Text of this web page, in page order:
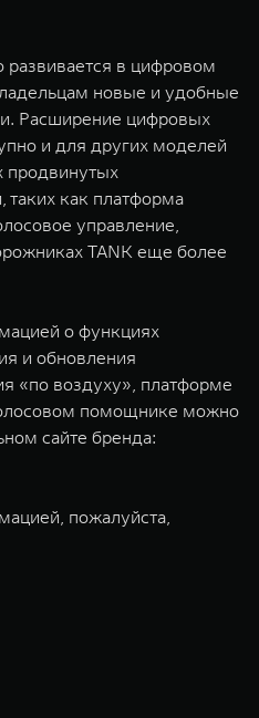
развивается в цифровом
новые и удобные
Расширение цифровых
и для других моделей
продвинутых
как платформа
управление,
TANK еще более
о функциях
и обновления
«по воздуху», платформе
помощнике можно
сайте бренда:
пожалуйста,